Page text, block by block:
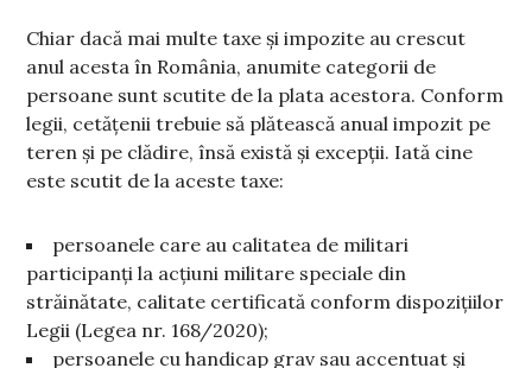
Chiar dacă mai multe taxe și impozite au crescut
anul acesta în România, anumite categorii de
persoane sunt scutite de la plata acestora. Conform
legii, cetățenii trebuie să plătească anual impozit pe
teren și pe clădire, însă există și excepții. Iată cine
este scutit de la aceste taxe:
persoanele care au calitatea de militari
participanți la acțiuni militare speciale din
străinătate, calitate certificată conform dispozițiilor
Legii (Legea nr. 168/2020);
persoanele cu handicap grav sau accentuat şi